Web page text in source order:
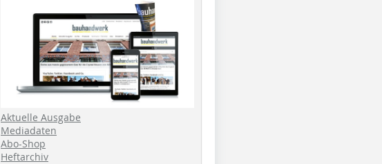
Aktuelle Ausgabe
Mediadaten
Abo-Shop
Heftarchiv